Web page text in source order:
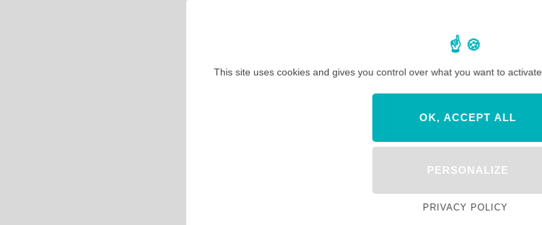
This site uses cookies and gives you control over what you want to activate
OK, ACCEPT ALL
PERSONALIZE
PRIVACY POLICY